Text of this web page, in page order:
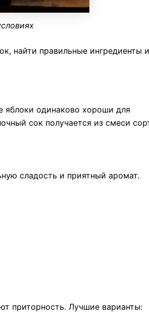
найти правильные ингредиенты и
яблоки одинаково хороши для
сок получается из смеси
сладость и приятный аромат.
приторность. Лучшие варианты: